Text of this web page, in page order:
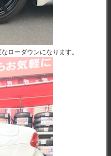
ローダウンになります。